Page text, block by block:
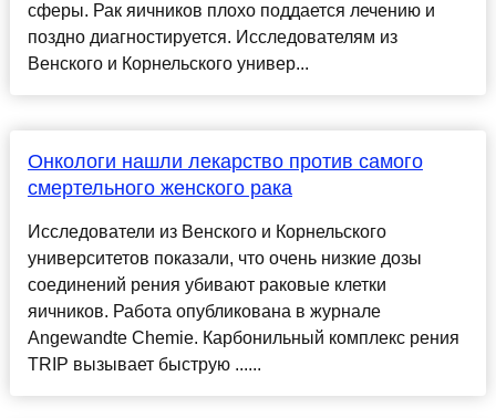
сферы. Рак яичников плохо поддается лечению и
поздно диагностируется. Исследователям из
Венского и Корнельского универ...
Онкологи нашли лекарство против самого
смертельного женского рака
Исследователи из Венского и Корнельского
университетов показали, что очень низкие дозы
соединений рения убивают раковые клетки
яичников. Работа опубликована в журнале
Angewandte Chemie. Карбонильный комплекс рения
TRIP вызывает быструю ......